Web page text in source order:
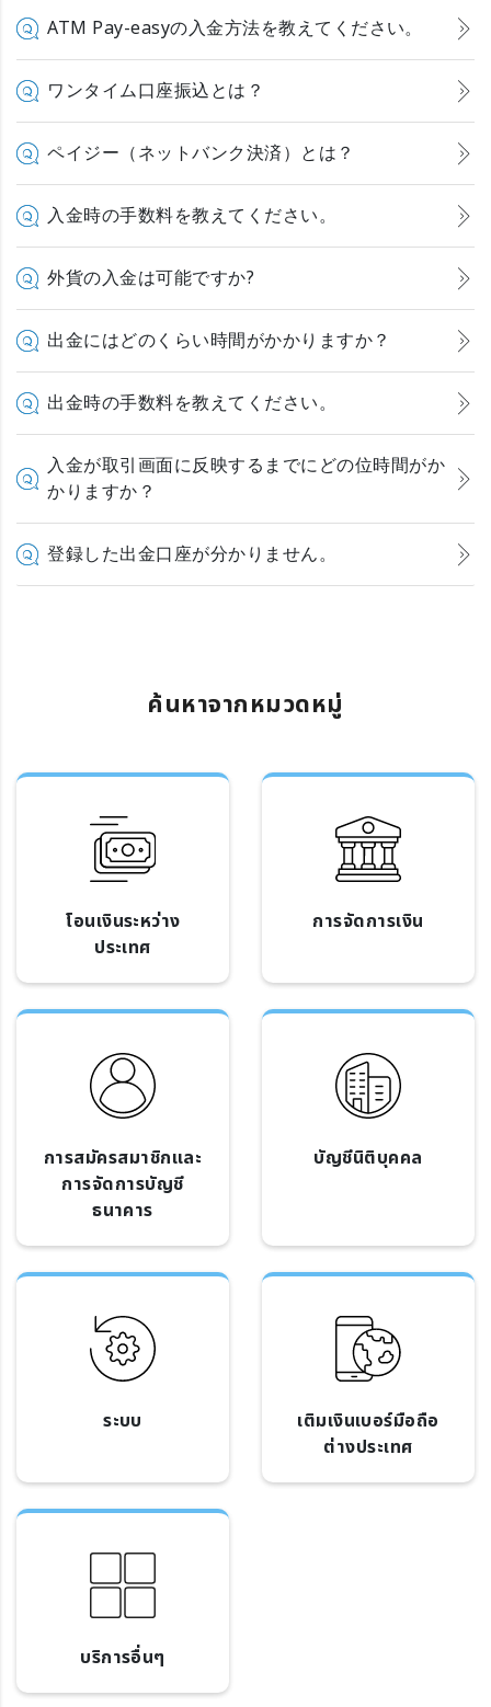
ATM Pay-easyの入金方法を教えてください。
ワンタイム口座振込とは？
ペイジー（ネットバンク決済）とは？
入金時の手数料を教えてください。
外貨の入金は可能ですか?
出金にはどのくらい時間がかかりますか？
出金時の手数料を教えてください。
入金が取引画面に反映するまでにどの位時間がか
かりますか？
登録した出金口座が分かりません。
ค้นหาจากหมวดหมู่
โอนเงินระหว่าง
ประเทศ
การจัดการเงิน
การสมัครสมาชิกและ
การจัดการบัญชี
ธนาคาร
บัญชีนิติบุคคล
ระบบ
เติมเงินเบอร์มือถือ
ต่างประเทศ
บริการอื่นๆ